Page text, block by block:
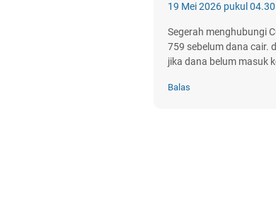
19 Mei 2026 pukul 04.30
Segerah menghubungi
759 sebelum dana cair.
jika dana belum masuk
Balas